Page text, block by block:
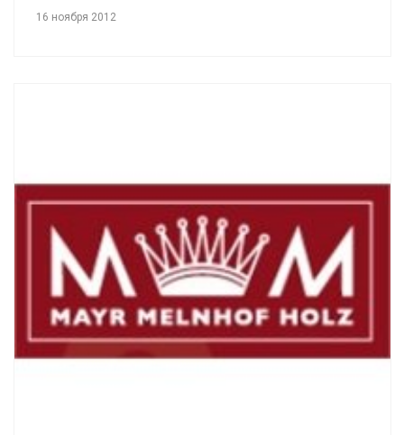
16 ноября 2012
Смотреть проект